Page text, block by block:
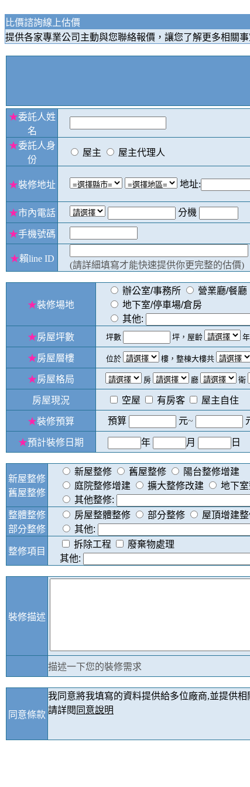
比價諮詢線上估價
提供各家專業公司主動與您聯絡報價，讓您了解更多相關
★委託人姓
名
★委託人身
份
屋主 屋主代理人
★裝修地址 地址:
★市內電話 分機
★手機號碼
★賴line ID
(請詳細填寫才能快速提供你更完整的估價)
★裝修場地
辦公室/事務所 營業廳/餐廳
地下室/停車場/倉房
其他:
★房屋坪數 坪數 坪，屋齡
★房屋層樓 位於 樓，整棟大樓共
★房屋格局 房 廳 衛
房屋現況 空屋 有房客 屋主自住
★裝修預算 預算 元~
★預計裝修日期 年 月 日
新屋整修
舊屋整修
新屋整修 舊屋整修
陽台整修增建
庭院整修增建
擴大整修改建
地下
其他整修:
整體整修
部分整修
房屋整體整修 部分整修
屋頂增建
其他:
整修項目
拆除工程
廢棄物處理
其他:
裝修描述
描述一下您的裝修需求
同意條款
我同意將我填寫的資料提供給多位廠商,並提供相
請詳閱 同意說明